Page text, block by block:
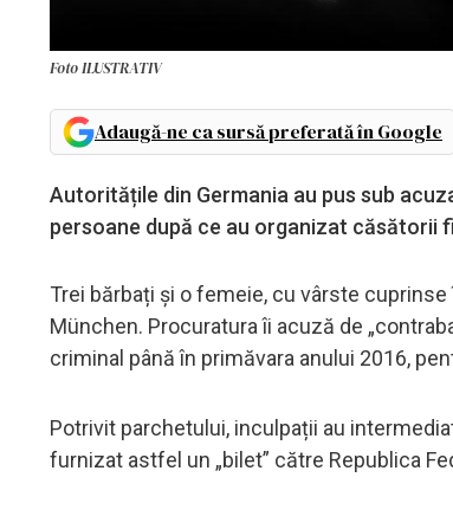
Foto ILUSTRATIV
Adaugă-ne ca sursă preferată în Google
Autoritățile din Germania au pus sub
persoane după ce au organizat căsătorii
Trei bărbați și o femeie, cu vârste
München. Procuratura îi acuză de
criminal până în primăvara anului 2016,
Potrivit parchetului, inculpații au
furnizat astfel un „bilet” către Republica